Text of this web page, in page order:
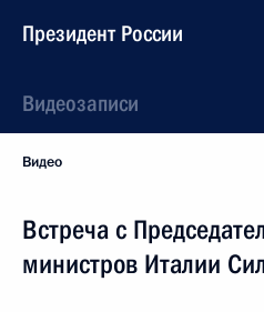
Президент России
Видеозаписи
Видео
Встреча с
министров Италии